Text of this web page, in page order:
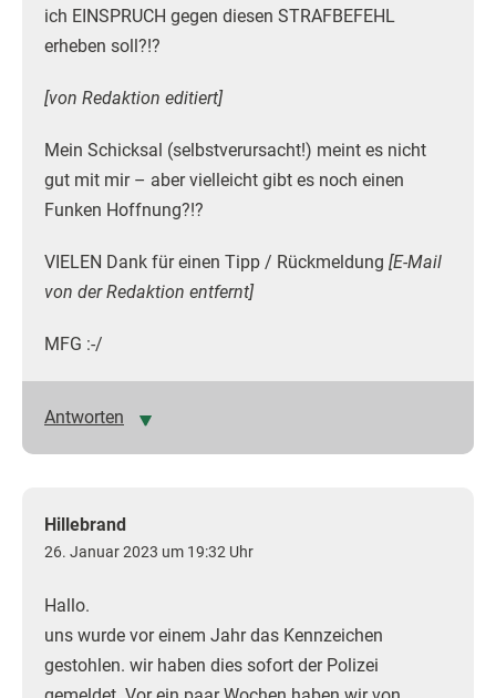
ich EINSPRUCH gegen diesen STRAFBEFEHL
erheben soll?!?
[von Redaktion editiert]
Mein Schicksal (selbstverursacht!) meint es nicht
gut mit mir – aber vielleicht gibt es noch einen
Funken Hoffnung?!?
VIELEN Dank für einen Tipp / Rückmeldung [E-Mail
von der Redaktion entfernt]
MFG :-/
Antworten
Hillebrand
26. Januar 2023 um 19:32 Uhr
Hallo.
uns wurde vor einem Jahr das Kennzeichen
gestohlen. wir haben dies sofort der Polizei